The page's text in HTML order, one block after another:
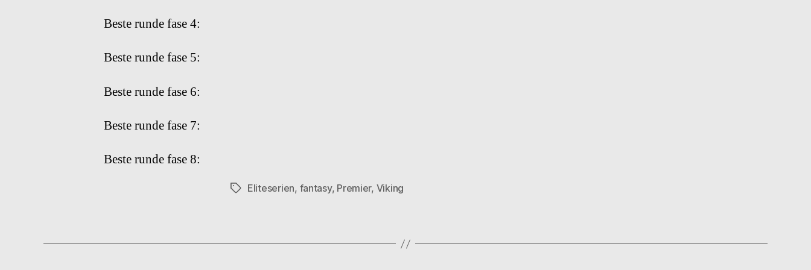
Beste runde fase 4:
Beste runde fase 5:
Beste runde fase 6:
Beste runde fase 7:
Beste runde fase 8:
StikkordEliteserien, fantasy, Premier, Viking